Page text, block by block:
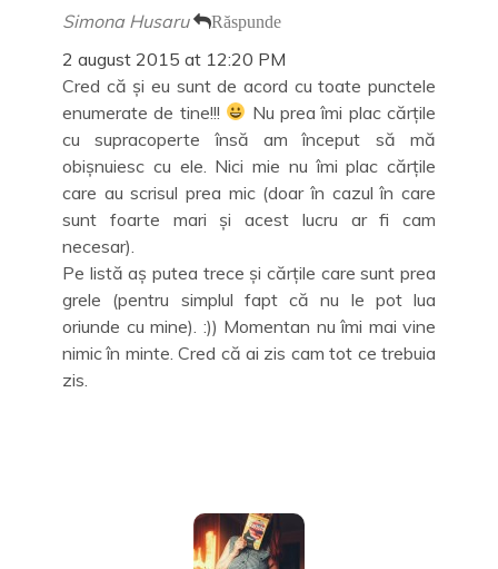
Simona Husaru Răspunde
2 august 2015 at 12:20 PM
Cred că și eu sunt de acord cu toate punctele
enumerate de tine!!!
Nu prea îmi plac cărțile
cu supracoperte însă am început să mă
obișnuiesc cu ele. Nici mie nu îmi plac cărțile
care au scrisul prea mic (doar în cazul în care
sunt foarte mari și acest lucru ar fi cam
necesar).
Pe listă aș putea trece și cărțile care sunt prea
grele (pentru simplul fapt că nu le pot lua
oriunde cu mine). :)) Momentan nu îmi mai vine
nimic în minte. Cred că ai zis cam tot ce trebuia
zis.